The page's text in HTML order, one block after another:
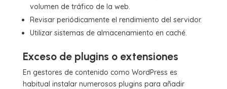
volumen de tráfico de la web.
Revisar periódicamente el rendimiento del servidor.
Utilizar sistemas de almacenamiento en caché.
Exceso de plugins o extensiones
En gestores de contenido como WordPress es
habitual instalar numerosos plugins para añadir